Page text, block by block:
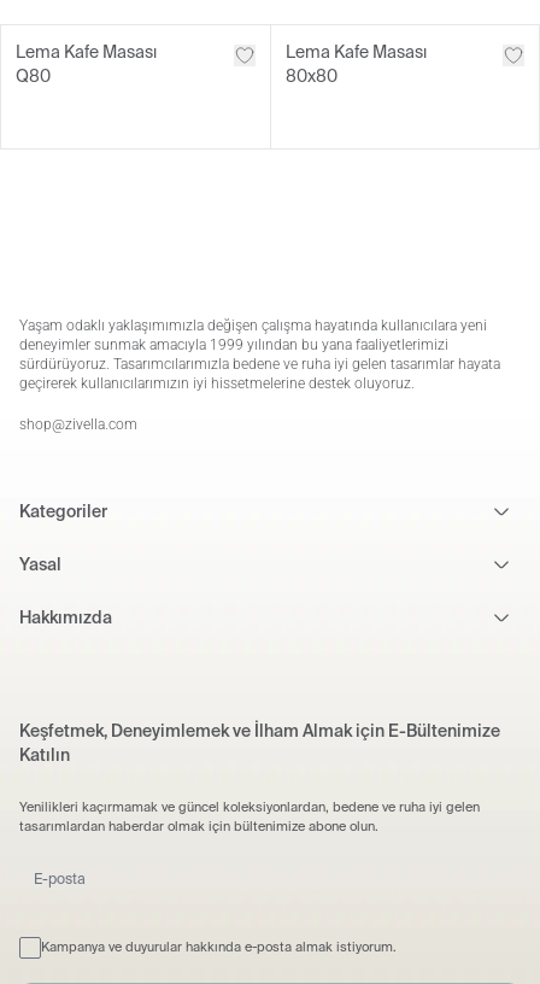
Lema Kafe Masası
Q80
Lema Kafe Masası
80x80
Yaşam odaklı yaklaşımımızla değişen çalışma hayatında kullanıcılara yeni
deneyimler sunmak amacıyla 1999 yılından bu yana faaliyetlerimizi
sürdürüyoruz. Tasarımcılarımızla bedene ve ruha iyi gelen tasarımlar hayata
geçirerek kullanıcılarımızın iyi hissetmelerine destek oluyoruz.
shop@zivella.com
Kategoriler
Yasal
Hakkımızda
Keşfetmek, Deneyimlemek ve İlham Almak için E-Bültenimize
Katılın
Yenilikleri kaçırmamak ve güncel koleksiyonlardan, bedene ve ruha iyi gelen
tasarımlardan haberdar olmak için bültenimize abone olun.
Kampanya ve duyurular hakkında e-posta almak istiyorum.